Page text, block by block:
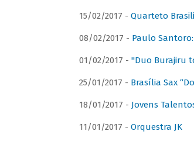
15/02/2017 - Quarteto
08/02/2017 - Paulo
01/02/2017 - "Duo Burajiru
25/01/2017 - Brasília Sax
18/01/2017 - Jovens
11/01/2017 - Orquestra JK